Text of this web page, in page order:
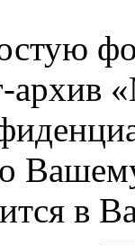
архив
в